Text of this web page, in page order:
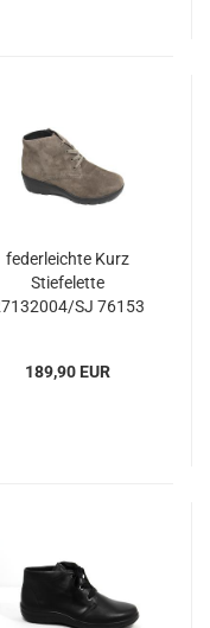
federleichte Kurz
Stiefelette
SJ 76153
189,90 EUR